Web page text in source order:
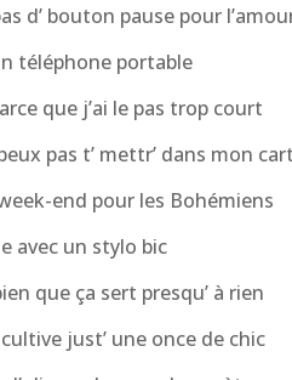
d’ bouton pause pour
téléphone portable
que j’ai le pas trop court
pas t’ mettr’ dans mon
week-end pour les Bohémiens
avec un stylo bic
que ça sert presqu’ à rien
cultive just’ une once de chic